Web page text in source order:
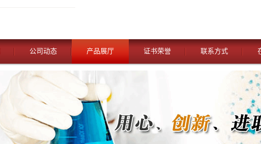
公司动态 产品展厅 证书荣誉 联系方式